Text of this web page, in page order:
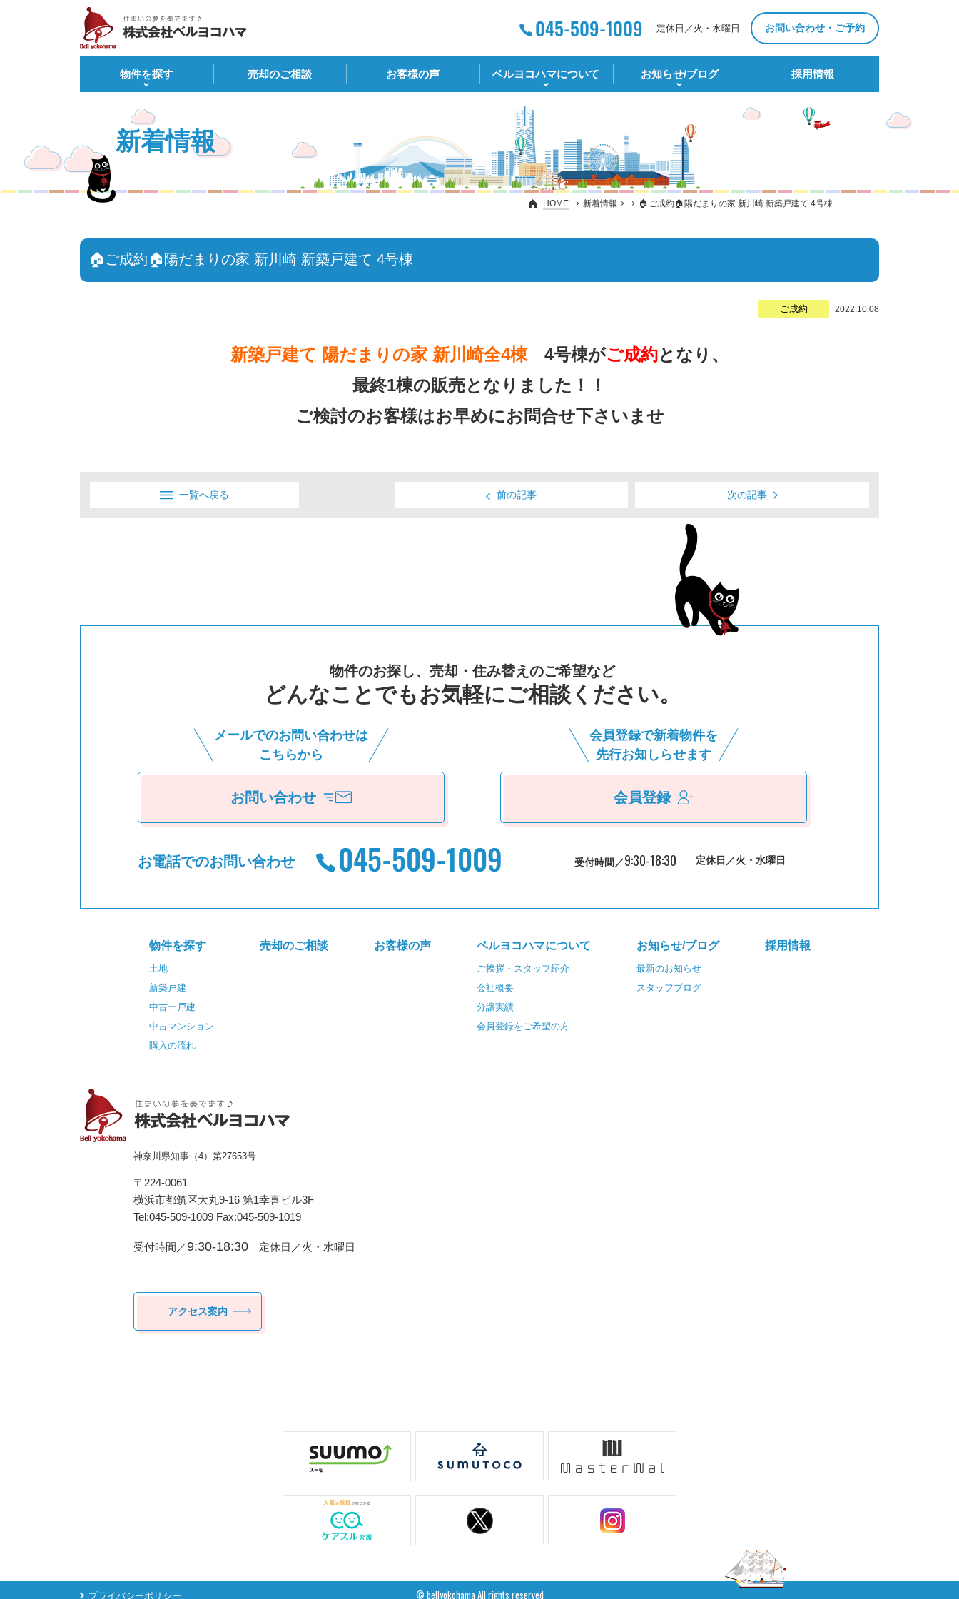
定休日／火・水曜日 お問い合わせ・ご予約
物件を探す 売却のご相談 お客様の声 ベルヨコハマについて お知らせ/ブログ 採⽤情報
新着情報
HOME 新着情報 🏠ご成約🏠陽だまりの家 新川崎 新築戸建て 4号棟
🏠ご成約🏠陽だまりの家 新川崎 新築戸建て 4号棟
ご成約 2022.10.08
新築戸建て 陽だまりの家 新川崎全4棟4号棟がご成約となり、
最終1棟の販売となりました！！
ご検討のお客様はお早めにお問合せ下さいませ
一覧へ戻る 次の記事
前の記事
物件のお探し、売却・住み替えのご希望など
どんなことでもお気軽にご相談ください。
メールでのお問い合わせは
こちらから
お問い合わせ
会員登録で新着物件を
先⾏お知しらせます
会員登録
お電話でのお問い合わせ 受付時間／9:30-18:30 定休日／火・水曜日
物件を探す
土地
新築戸建
中古一戸建
中古マンション
購入の流れ
売却のご相談 お客様の声 ベルヨコハマについて
ご挨拶・スタッフ紹介
会社概要
分譲実績
会員登録をご希望の方
お知らせ/ブログ
最新のお知らせ
スタッフブログ
採⽤情報
神奈川県知事（4）第27653号
〒224-0061
横浜市都筑区⼤丸9-16 第1幸喜ビル3F
Tel:045-509-1009 Fax:045-509-1019
受付時間／9:30-18:30 定休日／火・水曜日
アクセス案内
プライバシーポリシー © bellyokohama All rights reserved